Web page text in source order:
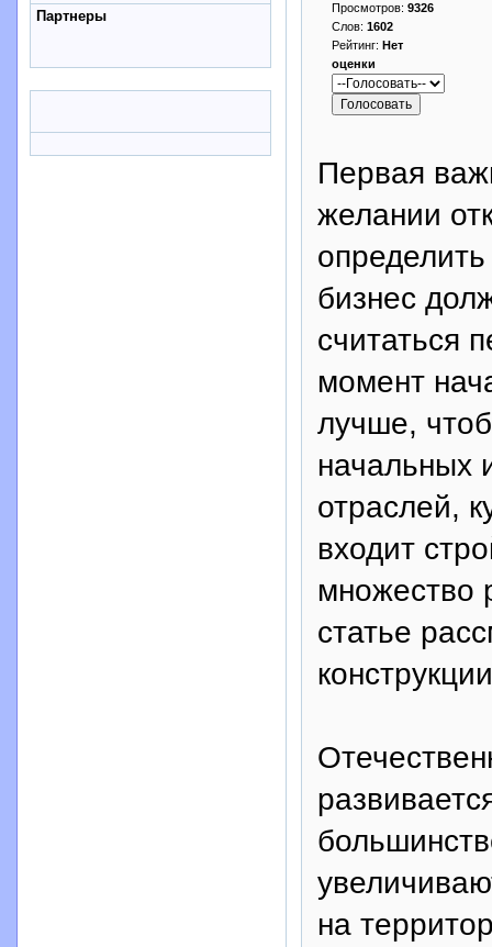
Партнеры
Просмотров: 9326
Слов: 1602
Рейтинг: Нет
оценки
Первая
желании
бизнес
считаться
момент
лучше,
начальных
отраслей,
входит
множество
статье
на